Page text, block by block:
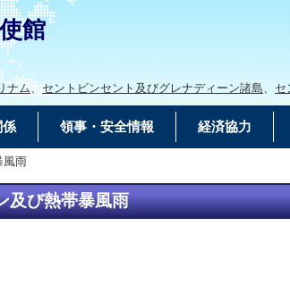
館
ナム、セントビンセント及びグレナディーン諸島、 セ
係 領事・安全情報 経済協力
風雨
及び熱帯暴風雨